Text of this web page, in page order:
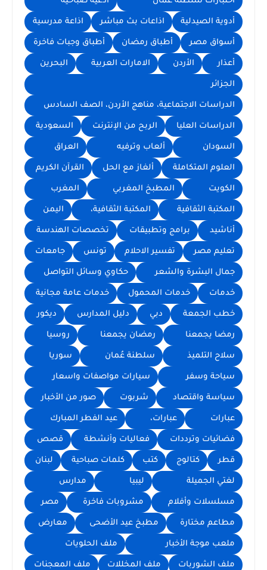
أدوية الصيدلية اذاعات بث مباشر اذاعة مدرسية
أسواق مصر أطباق رمضان أطباق وجبات فاخرة
أعذار الأردن الامارات العربية البحرين
الجزائر
الدراسات الاجتماعية، مناهج الأردن، الصف السادس
الدراسات العليا الربح من الإنترنت السعودية
السودان ألعاب وترفيه العراق
العلوم المتكاملة ألغاز مع الحل القرآن الكريم
الكويت المطبخ المغربي المغرب
المكتبة الثقافية المكتبة الثقافية، اليمن
أناشيد برامج وتطبيقات تخصصات الهندسة
تعليم مصر تفسير الاحلام تونس جامعات
جمال البشرة والشعر حكاوي وسائل التواصل
خدمات خدمات المحمول خدمات عامة مجانية
خطب الجمعة دبي دليل المدارس ديكور
رمضا يجمعنا رمضان يجمعنا روسيا
سلاح التلميذ سلطنة عُمان سوريا
سياحة وسفر سيارات مواصفات واسعار
سياسة واقتصاد شربوت صور من الأخبار
عبارات عبارات، عيد الفطر المبارك
فضائيات وترددات فعاليات وأنشطة قصص
قطر كتالوج كتب كلمات صباحية لبنان
لغتي الجميلة ليبيا مدارس
مسلسلات وأفلام مشروبات فاخرة مصر
مطاعم مختارة مطبخ عيد الأضحى معارض
ملعب موجة الأخبار ملف الحلويات
ملف الشوربات ملف المخللات ملف المعجنات